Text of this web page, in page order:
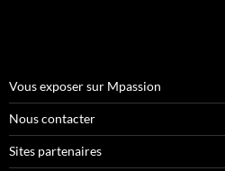
Vous exposer sur Mpassion
Nous contacter
Sites partenaires